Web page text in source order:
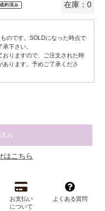
約済み 在庫：0
のです。SOLDになった時点で
下さい。
りますので、ご注文された時
ります。予めご了承くださ
み
はこちら
お支払い
について
よくある質問